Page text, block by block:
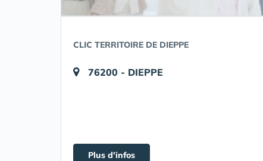
CLIC TERRITOIRE DE DIEPPE
76200 - DIEPPE
Plus d'infos